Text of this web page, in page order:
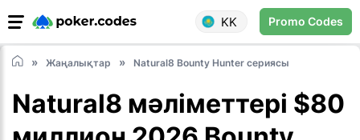
KK Promo Codes
Жаңалықтар Natural8 Bounty Hunter сериясы
Natural8 мәліметтері $80